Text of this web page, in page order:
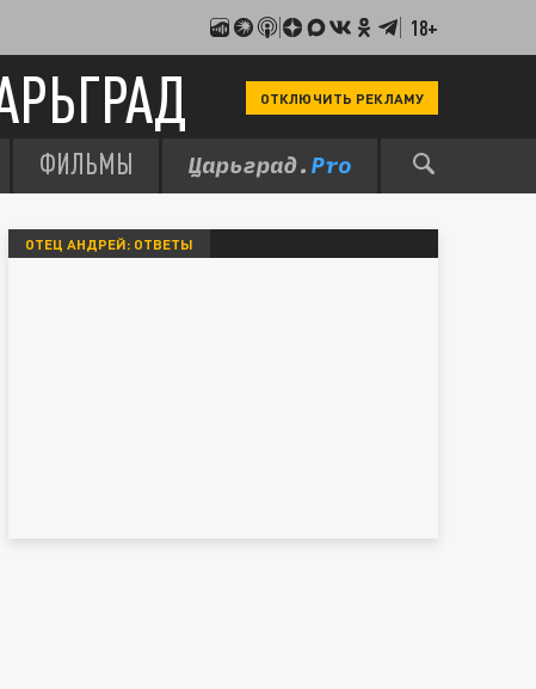
18+
ОТКЛЮЧИТЬ РЕКЛАМУ
ФИЛЬМЫ
ОТЕЦ АНДРЕЙ: ОТВЕТЫ